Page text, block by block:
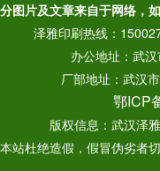
图片及文章来自于网络，
泽雅印刷热线：
办公地址：武
厂部地址：武汉
鄂ICP
版权信息：武汉泽
站杜绝造假，假冒伪劣者